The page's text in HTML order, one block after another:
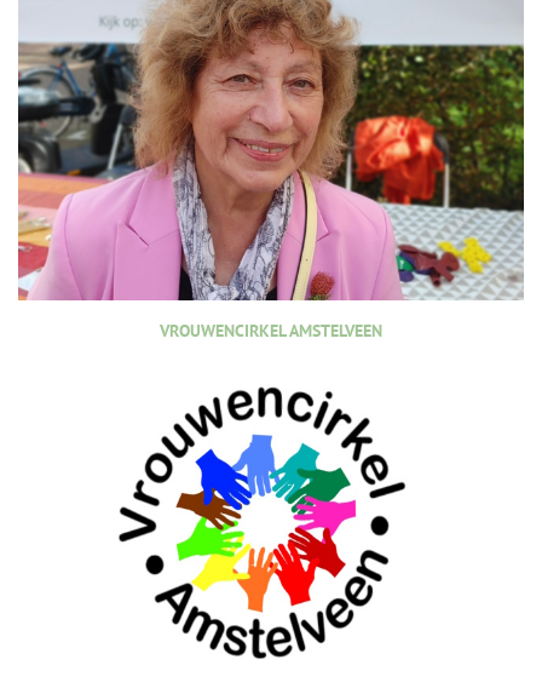
VROUWENCIRKEL AMSTELVEEN